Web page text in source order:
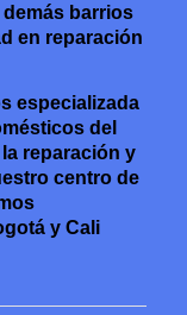
barrios
en reparación
especializada
del
reparación y
centro de
y Cali